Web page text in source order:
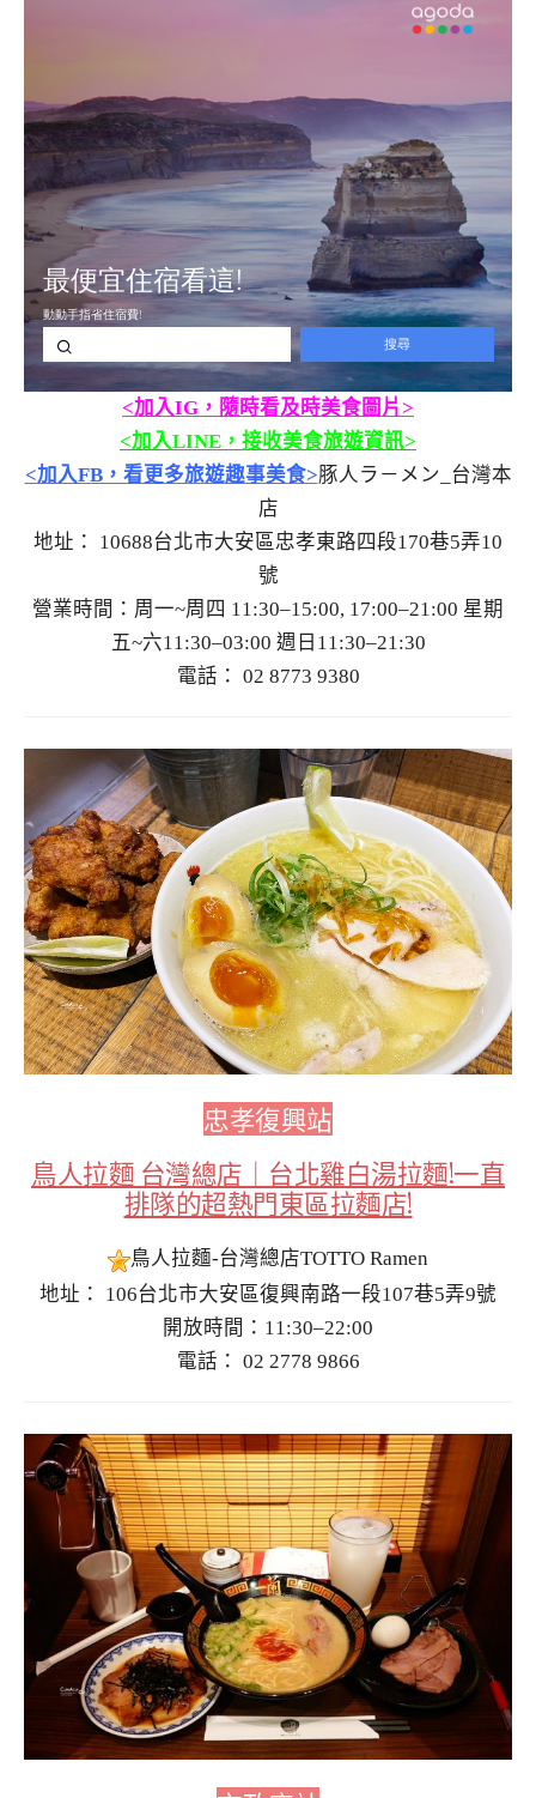
<加入IG，隨時看及時美食圖片>
<加入LINE，接收美食旅遊資訊>
<加入FB，看更多旅遊趣事美食>豚人ラ－メン_台灣本
店
地址： 10688台北市大安區忠孝東路四段170巷5弄10
號
營業時間：周一~周四 11:30–15:00, 17:00–21:00 星期
五~六11:30–03:00 週日11:30–21:30
電話： 02 8773 9380
忠孝復興站
鳥人拉麵 台灣總店｜台北雞白湯拉麵!一直
排隊的超熱門東區拉麵店!
鳥人拉麵-台灣總店TOTTO Ramen
地址： 106台北市大安區復興南路一段107巷5弄9號
開放時間：11:30–22:00
電話： 02 2778 9866